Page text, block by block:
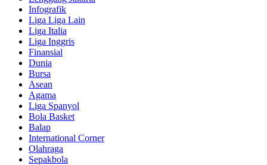
Infografik
Liga Liga Lain
Liga Italia
Liga Inggris
Finansial
Dunia
Bursa
Asean
Agama
Liga Spanyol
Bola Basket
Balap
International Corner
Olahraga
Sepakbola